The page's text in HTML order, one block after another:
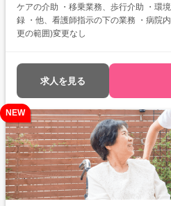
ケアの介助 ・移乗業務、歩行介助 ・環
録 ・他、看護師指示の下の業務 ・病院内
更の範囲)変更なし
求人を見る
NEW